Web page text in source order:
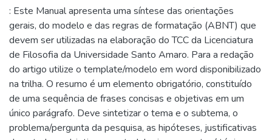
: Este Manual apresenta uma síntese das orientações
gerais, do modelo e das regras de formatação (ABNT) que
devem ser utilizadas na elaboração do TCC da Licenciatura
de Filosofia da Universidade Santo Amaro. Para a redação
do artigo utilize o template/modelo em word disponibilizado
na trilha. O resumo é um elemento obrigatório, constituído
de uma sequência de frases concisas e objetivas em um
único parágrafo. Deve sintetizar o tema e o subtema, o
problema/pergunta da pesquisa, as hipóteses, justificativas